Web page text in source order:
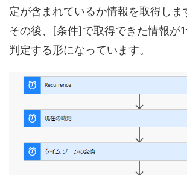
定が含まれているか情報を取得しま
その後、[条件]で取得できた情報が
判定する形になっています。